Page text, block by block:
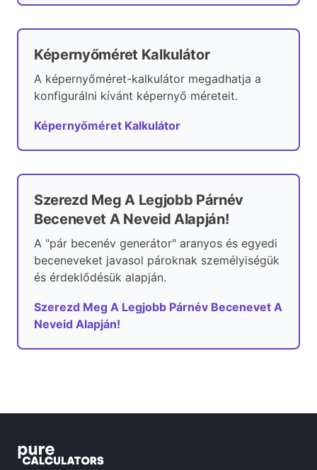
Képernyőméret Kalkulátor
A képernyőméret-kalkulátor megadhatja a
konfigurálni kívánt képernyő méreteit.
Képernyőméret Kalkulátor
Szerezd Meg A Legjobb Párnév
Becenevet A Neveid Alapján!
A "pár becenév generátor" aranyos és egyedi
beceneveket javasol pároknak személyiségük
és érdeklődésük alapján.
Szerezd Meg A Legjobb Párnév Becenevet A
Neveid Alapján!